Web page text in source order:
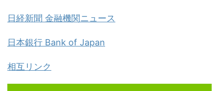
日経新聞 金融機関ニュース
日本銀行 Bank of Japan
相互リンク